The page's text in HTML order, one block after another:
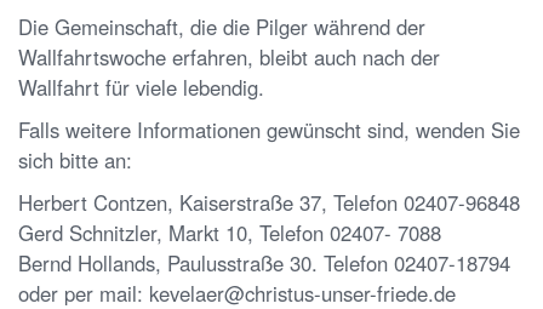
Die Gemeinschaft, die die Pilger während der
Wallfahrtswoche erfahren, bleibt auch nach der
Wallfahrt für viele lebendig.
Falls weitere Informationen gewünscht sind, wenden Sie
sich bitte an:
Herbert Contzen, Kaiserstraße 37, Telefon 02407-96848
Gerd Schnitzler, Markt 10, Telefon 02407- 7088
Bernd Hollands, Paulusstraße 30. Telefon 02407-18794
oder per mail: kevelaer@christus-unser-friede.de